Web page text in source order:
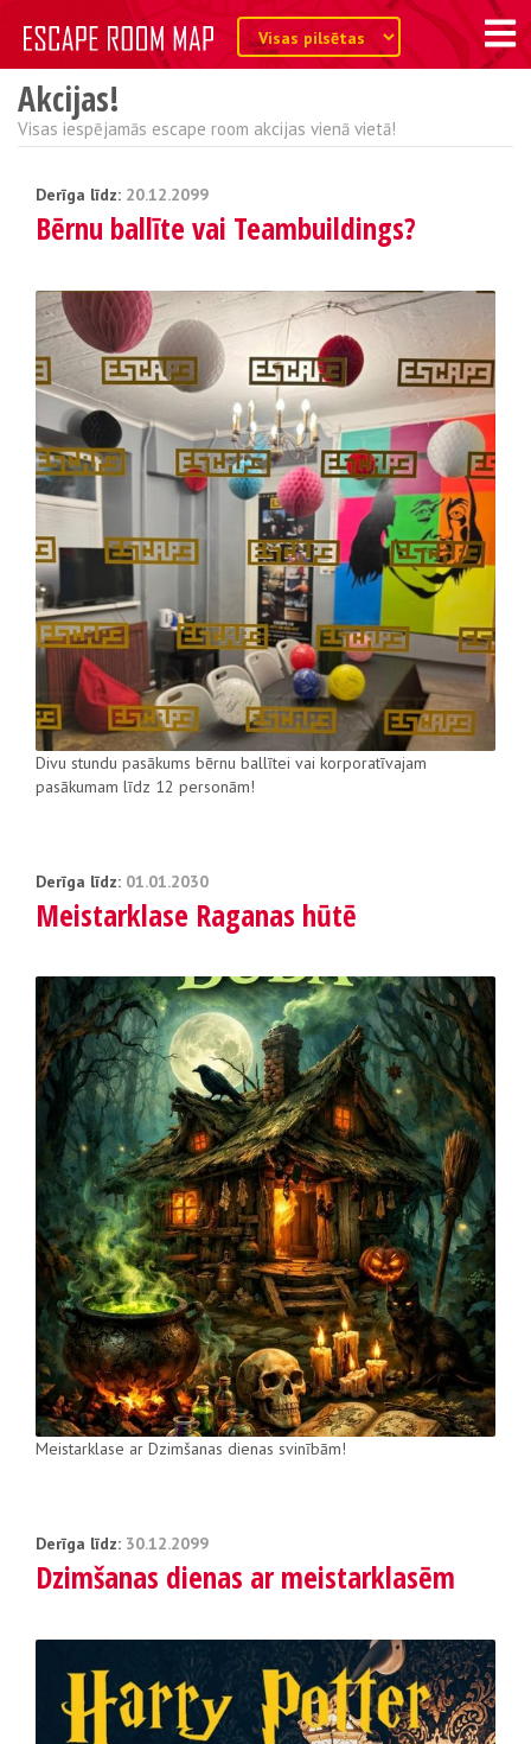
Akcijas!
Visas iespējamās escape room akcijas vienā vietā!
Derīga līdz: 20.12.2099
Bērnu ballīte vai Teambuildings?
Divu stundu pasākums bērnu ballītei vai korporatīvajam
pasākumam līdz 12 personām!
Derīga līdz: 01.01.2030
Meistarklase Raganas hūtē
Meistarklase ar Dzimšanas dienas svinībām!
Derīga līdz: 30.12.2099
Dzimšanas dienas ar meistarklasēm